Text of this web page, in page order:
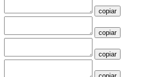
copiar
copiar
copiar